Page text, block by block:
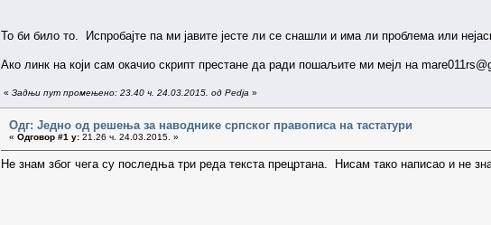
То би било то. Испробајте па ми јавите јесте ли се снашли и има ли проблема или
Ако линк на који сам окачио скрипт престане да ради пошаљите ми мејл на
« Задњи пут промењено: 23.40 ч. 24.03.2015. од Pedja »
Одг: Једно од решења за наводнике српског правописа на тастатури
« Одговор #1 у: 21.26 ч. 24.03.2015. »
Не знам због чега су последња три реда текста прецртана. Нисам тако написао и не